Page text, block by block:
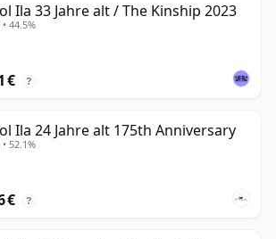
Ila 33 Jahre alt / The Kinship 2023
44.5%
€ ?
Ila 24 Jahre alt 175th Anniversary
52.1%
€ ?